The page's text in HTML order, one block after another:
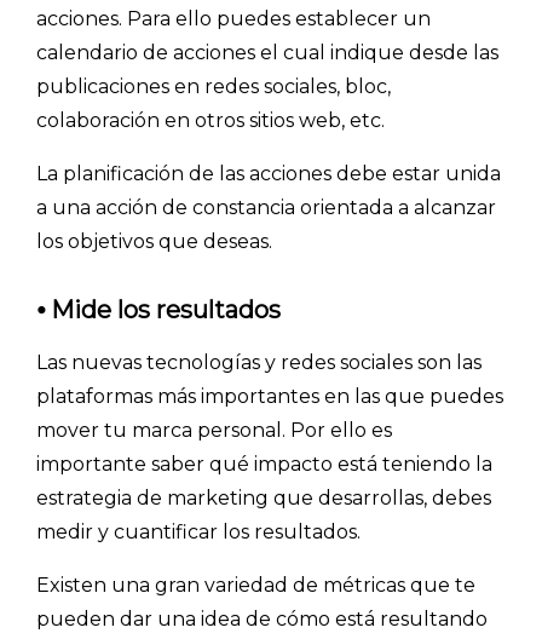
acciones. Para ello puedes establecer un
calendario de acciones el cual indique desde las
publicaciones en redes sociales, bloc,
colaboración en otros sitios web, etc.
La planificación de las acciones debe estar unida
a una acción de constancia orientada a alcanzar
los objetivos que deseas.
⦁ Mide los resultados
Las nuevas tecnologías y redes sociales son las
plataformas más importantes en las que puedes
mover tu marca personal. Por ello es
importante saber qué impacto está teniendo la
estrategia de marketing que desarrollas, debes
medir y cuantificar los resultados.
Existen una gran variedad de métricas que te
pueden dar una idea de cómo está resultando